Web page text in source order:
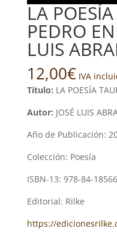
LA
PEDRO
LUIS
12,00€ IVA
Título: LA POESÍA
Autor: JOSÉ LUIS
Año de Publicación:
Colección: Poesía
ISBN-13: 978-84-
Editorial: Rilke
https://